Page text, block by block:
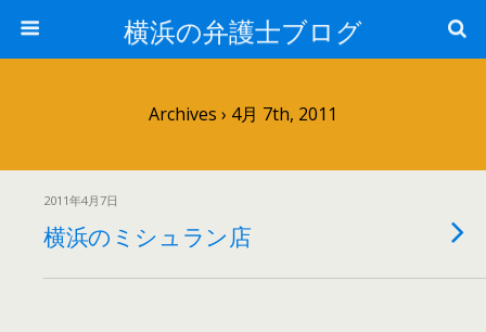
横浜の弁護士ブログ
Archives › 4月 7th, 2011
2011年4月7日
横浜のミシュラン店